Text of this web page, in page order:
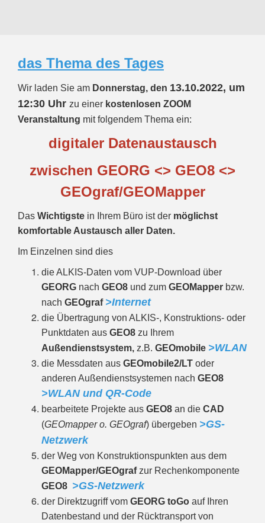
das Thema des Tages
Wir laden Sie am Donnerstag, den 13.10.2022, um
12:30 Uhr zu einer kostenlosen ZOOM
Veranstaltung mit folgendem Thema ein:
digitaler Datenaustausch
zwischen GEORG <> GEO8 <>
GEOgraf/GEOMapper
Das Wichtigste in Ihrem Büro ist der möglichst
komfortable Austausch aller Daten.
Im Einzelnen sind dies
die ALKIS-Daten vom VUP-Download über
GEORG nach GEO8 und zum GEOMapper bzw.
nach GEOgraf >Internet
die Übertragung von ALKIS-, Konstruktions- oder
Punktdaten aus GEO8 zu Ihrem
Außendienstsystem, z.B. GEOmobile >WLAN
die Messdaten aus GEOmobile2/LT oder
anderen Außendienstsystemen nach GEO8
>WLAN und QR-Code
bearbeitete Projekte aus GEO8 an die CAD
(GEOmapper o. GEOgraf) übergeben >GS-
Netzwerk
der Weg von Konstruktionspunkten aus dem
GEOMapper/GEOgrafzur Rechenkomponente
GEO8 >GS-Netzwerk
der Direktzugriff vom GEORG toGo auf Ihren
Datenbestand und der Rücktransport von